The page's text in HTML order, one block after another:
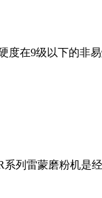
在9级以下的非
列雷蒙磨粉机是